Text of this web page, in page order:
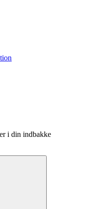
i din indbakke